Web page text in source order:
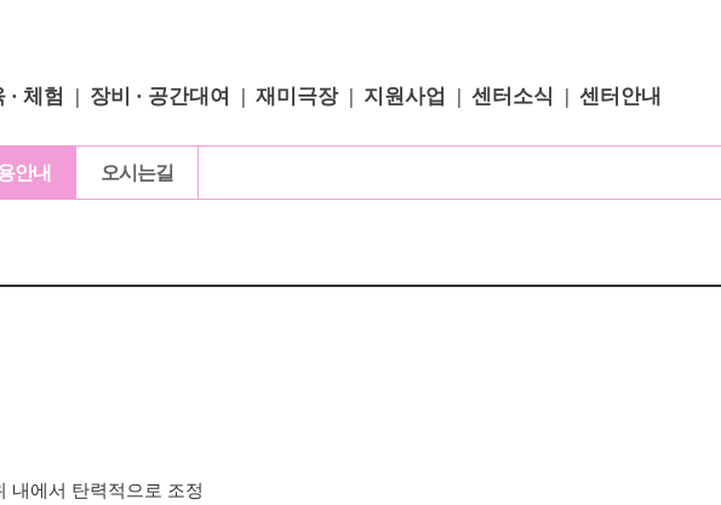
· 체험 장비 · 공간대여 재미극장 지원사업 센터소식 센터안내
안내 오시는길
내에서 탄력적으로 조정